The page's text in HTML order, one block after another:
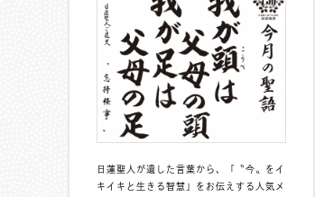
日蓮聖人が遺した言葉から、「〝今〟をイ
キイキと生きる智慧」をお伝えする人気メ